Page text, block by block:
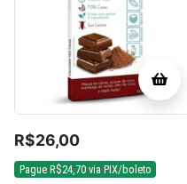
R$26,00
Pague R$24,70 via PIX/boleto